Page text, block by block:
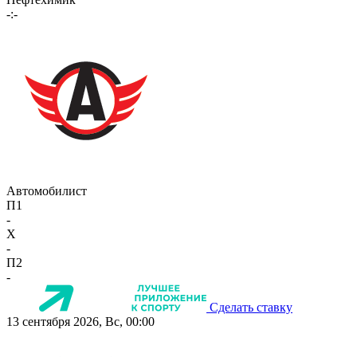
-:-
Автомобилист
П1
-
X
-
П2
-
Сделать ставку
13 сентября 2026, Вс, 00:00